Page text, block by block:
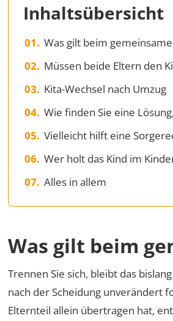
Inhaltsübersicht
Was gilt beim
Müssen beide Eltern den
Kita-Wechsel nach Umzug
Wie finden Sie eine
Vielleicht hilft eine
Wer holt das Kind im
Alles in allem
Was gilt beim
Trennen Sie sich, bleibt das
nach der Scheidung unverändert
Elternteil allein übertragen hat,